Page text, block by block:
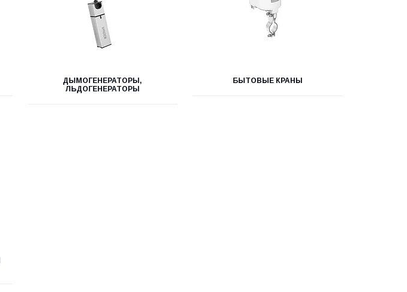
ДЫМОГЕНЕРАТОРЫ,
ЛЬДОГЕНЕРАТОРЫ
БЫТОВЫЕ КРАНЫ